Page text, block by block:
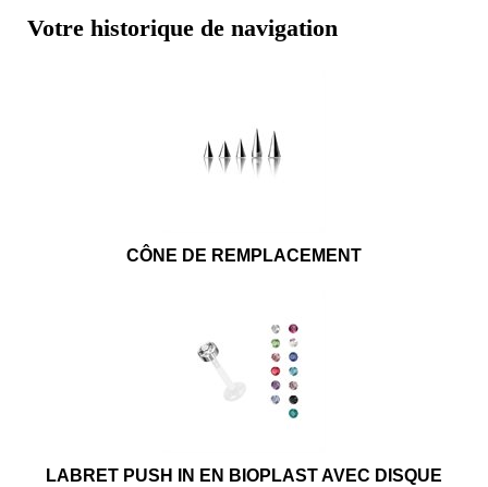
Votre historique de navigation
CÔNE DE REMPLACEMENT
LABRET PUSH IN EN BIOPLAST AVEC DISQUE